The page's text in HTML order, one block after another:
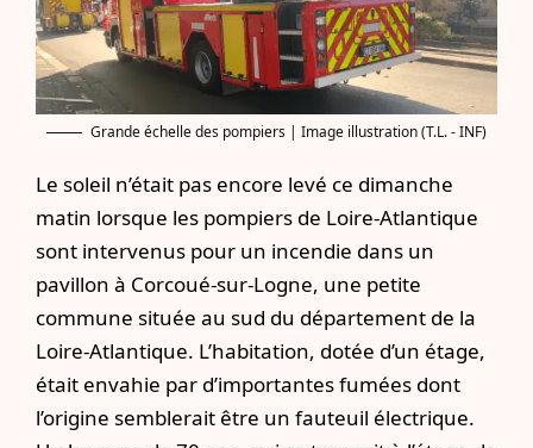
Grande échelle des pompiers | Image illustration (T.L. - INF)
Le soleil n’était pas encore levé ce dimanche
matin lorsque les pompiers de Loire-Atlantique
sont intervenus pour un incendie dans un
pavillon à Corcoué-sur-Logne, une petite
commune située au sud du département de la
Loire-Atlantique. L’habitation, dotée d’un étage,
était envahie par d’importantes fumées dont
l’origine semblerait être un fauteuil électrique.